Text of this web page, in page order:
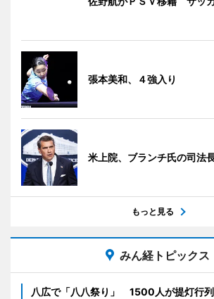
張本美和、４強入り
米上院、ブランチ氏の司法
もっと見る
みん経トピックス
八広で「八八祭り」 1500人が提灯行